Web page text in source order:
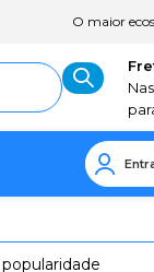
O maior